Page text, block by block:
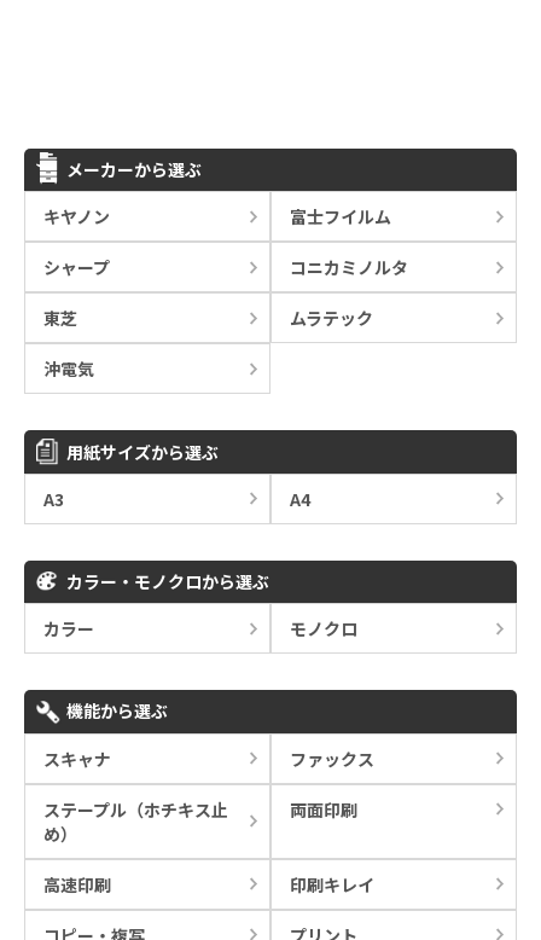
メーカーから選ぶ
キヤノン
富士フイルム
シャープ コニカミノルタ
東芝 ムラテック
沖電気
用紙サイズから選ぶ
A3
A4
カラー・モノクロから選ぶ
カラー
モノクロ
機能から選ぶ
スキャナ
ファックス
ステープル（ホチキス止
め）
両面印刷
高速印刷 印刷キレイ
コピー・複写 プリント